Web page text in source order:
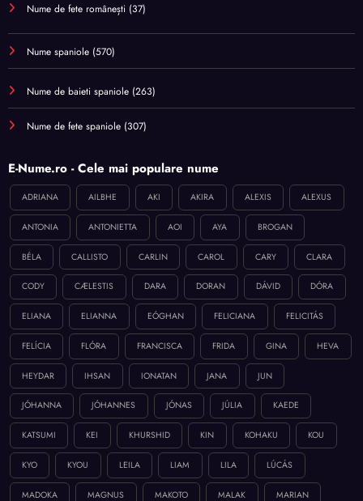
Nume de fete românești (37)
Nume spaniole (570)
Nume de baieti spaniole (263)
Nume de fete spaniole (307)
E-Nume.ro - Cele mai populare nume
ADRIANA AILBHE AKI AKIRA ALEXIS ALEXUS
ANTONIA ANTONIETTA AOI AYA BROGAN
BÉLA CALLISTO CARLIN CAROL CARY CLARA
CODY CÆLESTIS DARA DORAN DÁVID DÓRA
ELIANA ELIANNA EÓGHAN FELICIANA FELICITÁS
FELÍCIA FLÓRA FRANCISCA FRIDA GINA HEVA
HEYDAR IHSAN IONATAN JANA JUN
JÓHANNA JÓHANNES JÓNAS JÚLIA KAEDE
KATSUMI KEI KHURSHID KIN KOHAKU KOU
KYO KYOU LEILA LIAM LILA LÚCÁS
MADOKA MAGNUS MAKOTO MALAK MARIAN